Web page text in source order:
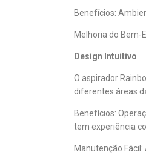
Benefícios:
Melhoria do Bem-
Design Intuitivo
O aspirador
diferentes áreas
Benefícios:
tem experiência
Manutenção